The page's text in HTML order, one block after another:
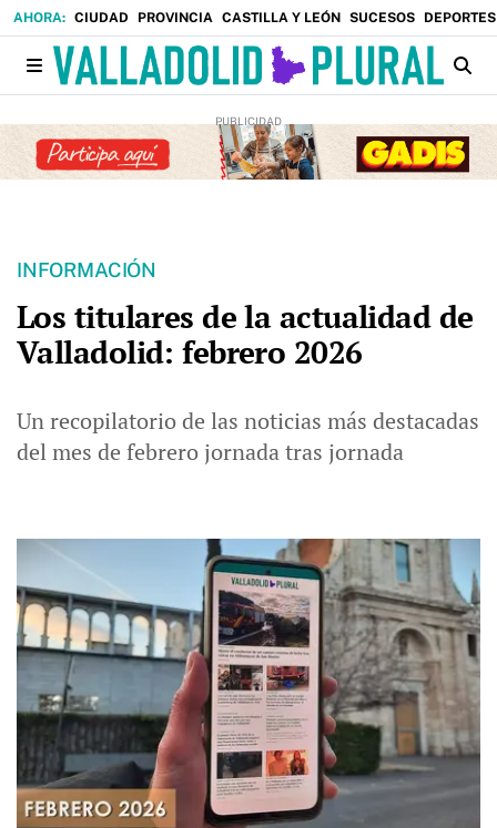
CIUDAD PROVINCIA CASTILLA Y LEÓN SUCESOS DEPORTES
INFORMACIÓN
Los titulares de la actualidad de
Valladolid: febrero 2026
Un recopilatorio de las noticias más destacadas
del mes de febrero jornada tras jornada